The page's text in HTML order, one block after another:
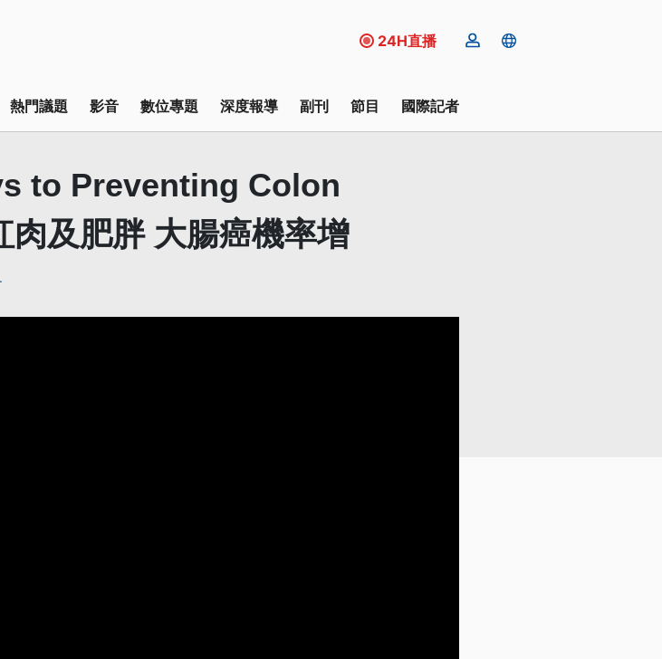
24H直播
熱門議題 影音 數位專題 深度報導 副刊 節目 國際記者
to Preventing Colon
及肥胖 大腸癌機率增